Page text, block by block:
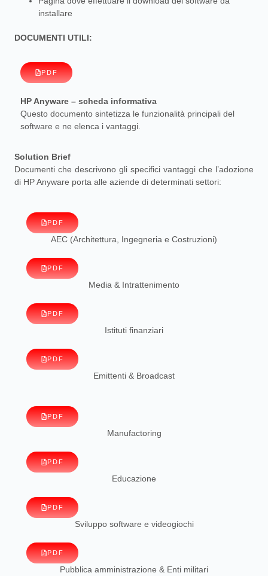
installare
DOCUMENTI UTILI:
PDF
HP Anyware – scheda informativa
Questo documento sintetizza le funzionalità principali del
software e ne elenca i vantaggi.
Solution Brief
Documenti che descrivono gli specifici vantaggi che l’adozione
di HP Anyware porta alle aziende di determinati settori:
PDF
AEC (Architettura, Ingegneria e Costruzioni)
PDF
Media & Intrattenimento
PDF
Istituti finanziari
PDF
Emittenti & Broadcast
PDF
Manufactoring
PDF
Educazione
PDF
Sviluppo software e videogiochi
PDF
Pubblica amministrazione & Enti militari